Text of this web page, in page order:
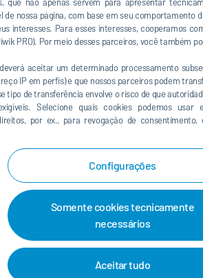
de nossa página, com base em seu comportamento
interesses. Para esses interesses, cooperamos
PRO). Por meio desses parceiros, você também
aceitar um determinado processamento
IP em perfis) e que nossos parceiros podem
tipo de transferência envolve o risco de que
Selecione quais cookies podemos usar
por ex., para revogação de consentimento,
Configurações
Somente cookies tecnicamente
necessários
Aceitar tudo
Conference & Expo and the
(PELICE).
site.
de mapas. Isso
dados (como o seu
assim como